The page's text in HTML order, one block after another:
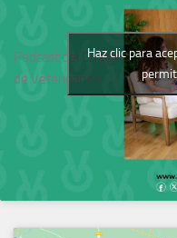
Podcast del Colegio
de Veterinarios
Haz clic para